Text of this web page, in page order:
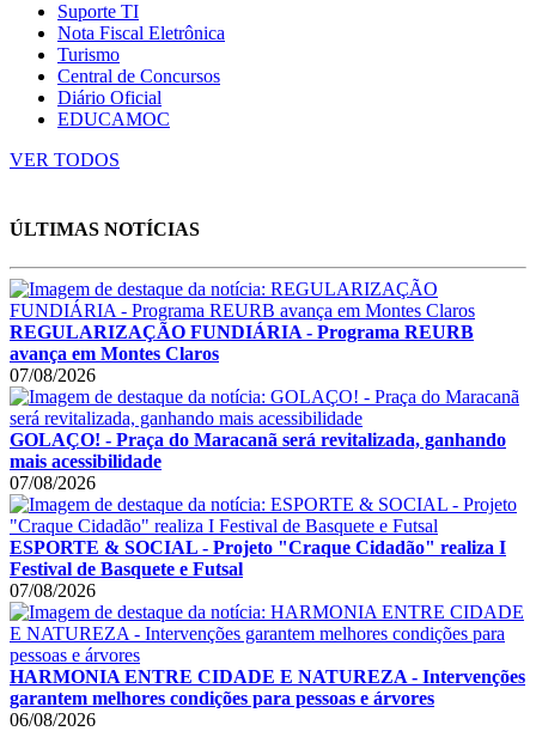
Suporte TI
Nota Fiscal Eletrônica
Turismo
Central de Concursos
Diário Oficial
EDUCAMOC
VER TODOS
ÚLTIMAS NOTÍCIAS
REGULARIZAÇÃO FUNDIÁRIA - Programa REURB
avança em Montes Claros
07/08/2026
GOLAÇO! - Praça do Maracanã será revitalizada, ganhando
mais acessibilidade
07/08/2026
ESPORTE & SOCIAL - Projeto "Craque Cidadão" realiza I
Festival de Basquete e Futsal
07/08/2026
HARMONIA ENTRE CIDADE E NATUREZA - Intervenções
garantem melhores condições para pessoas e árvores
06/08/2026